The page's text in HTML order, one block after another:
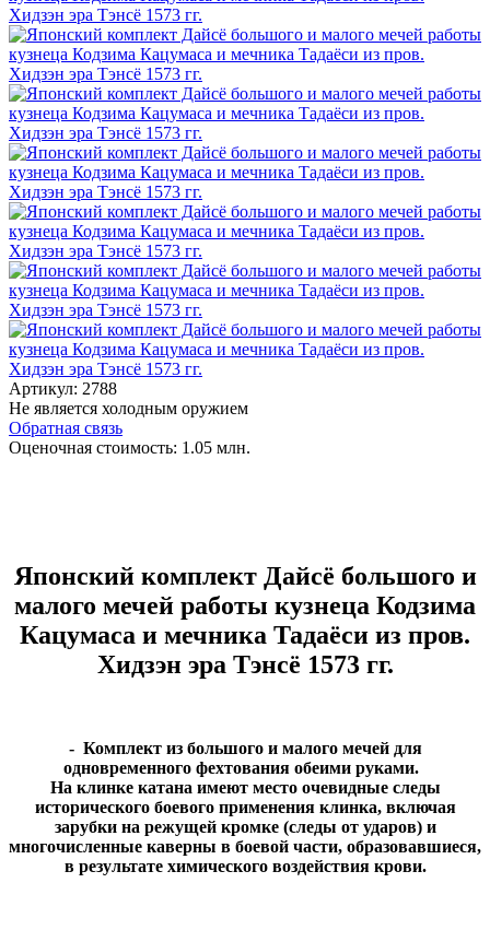
Артикул: 2788
Не является холодным оружием
Обратная связь
Оценочная стоимость: 1.05 млн.
Японский комплект Дайсё большого и
малого мечей работы кузнеца Кодзима
Кацумаса и мечника Тадаёси из пров.
Хидзэн эра Тэнсё 1573 гг.
- Комплект из большого и малого мечей для
одновременного фехтования обеими руками.
На клинке катана имеют место очевидные следы
исторического боевого применения клинка, включая
зарубки на режущей кромке (следы от ударов) и
многочисленные каверны в боевой части, образовавшиеся,
в результате химического воздействия крови.